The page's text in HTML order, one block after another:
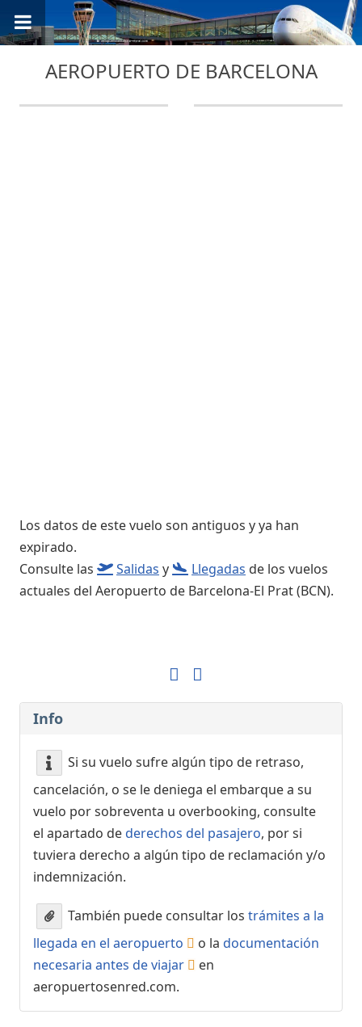
AEROPUERTO DE BARCELONA
Los datos de este vuelo son antiguos y ya han
expirado.
Consulte las
Salidas y Llegadas de los vuelos
actuales del Aeropuerto de Barcelona-El Prat (BCN).
Info
Si su vuelo sufre algún tipo de retraso,
cancelación, o se le deniega el embarque a su
vuelo por sobreventa u overbooking, consulte
el apartado dederechos del pasajero, por si
tuviera derecho a algún tipo de reclamación y/o
indemnización.
También puede consultar los trámites a la
llegada en el aeropuerto
o la documentación
necesaria antes de viajar
en
aeropuertosenred.com.